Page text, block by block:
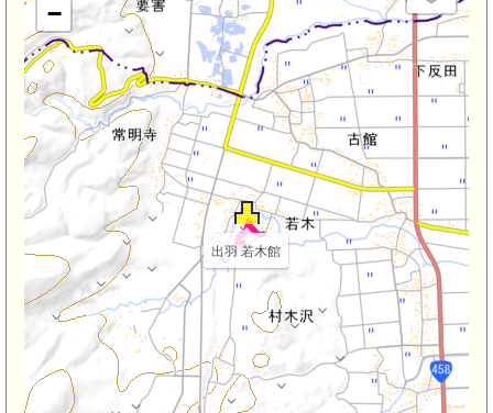
出羽 若木館
−